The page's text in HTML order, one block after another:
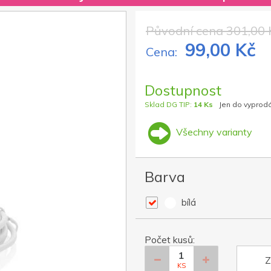
Původní cena 301,00
Cena: 99,00 Kč
Dostupnost
Sklad DG TIP: 14 Ks Jen do
Všechny varianty
Barva
bílá
Počet kusů:
KS